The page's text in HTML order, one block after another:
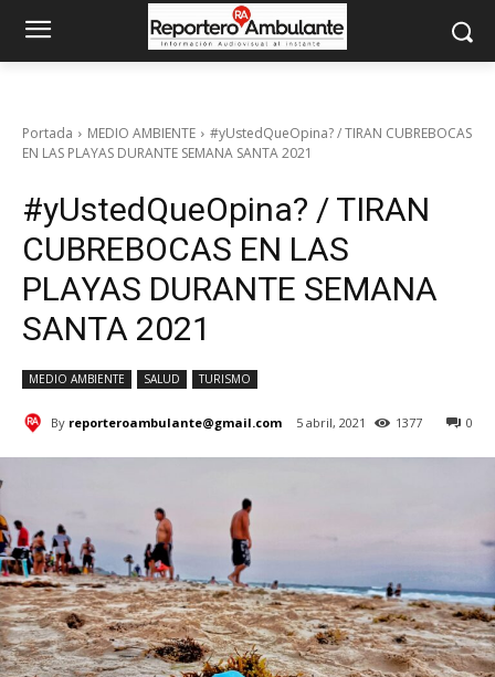
Portada MEDIO AMBIENTE
#yUstedQueOpina? / TIRAN CUBREBOCAS
EN LAS PLAYAS DURANTE SEMANA SANTA 2021
#yUstedQueOpina? / TIRAN
CUBREBOCAS EN LAS
PLAYAS DURANTE SEMANA
SANTA 2021
MEDIO AMBIENTE SALUD TURISMO
By reporteroambulante@gmail.com 5 abril, 2021 0
1377